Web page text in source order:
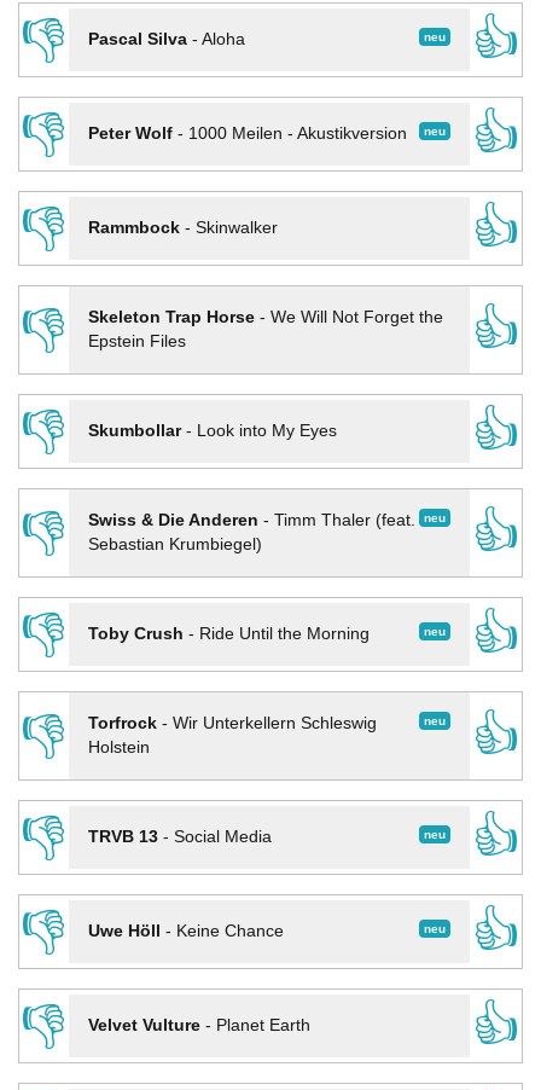
👎
neu
Pascal Silva- Aloha
👍
👎
neu
Peter Wolf- 1000 Meilen - Akustikversion
👍
👎
Rammbock- Skinwalker
👍
👎
Skeleton Trap Horse- We Will Not Forget the
Epstein Files
👍
👎
Skumbollar- Look into My Eyes
👍
👎
neu
Swiss & Die Anderen - Timm Thaler (feat.
Sebastian Krumbiegel)
👍
👎
neu
Toby Crush - Ride Until the Morning
👍
👎
neu
Torfrock- Wir Unterkellern Schleswig
Holstein
👍
👎
neu
TRVB 13- Social Media
👍
👎
neu
Uwe Höll - Keine Chance
👍
👎
Velvet Vulture- Planet Earth
👍